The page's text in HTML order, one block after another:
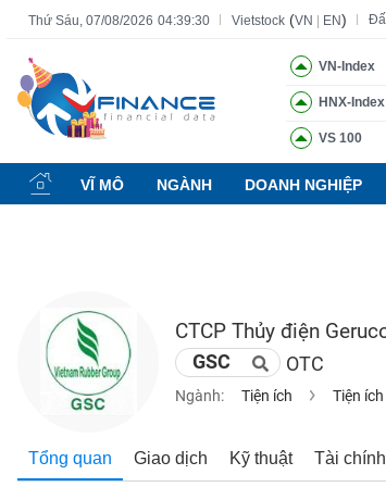
Thứ Sáu, 07/08/2026 04:39:31 Vietstock (VN EN)
VN-Index
HNX-Index
VS 100
VĨ MÔ NGÀNH DOANH NGHIỆP
CTCP Thủy điện
GSC OTC
Ngành: Tiện ích Tiện ích
Tổng quan Giao dịch Kỹ thuật Tài chính
Tất cả Tính năng Ngành Mã chứng
Tính
năng
(-)
CHỨNG
KHOÁN
NGHIỆP